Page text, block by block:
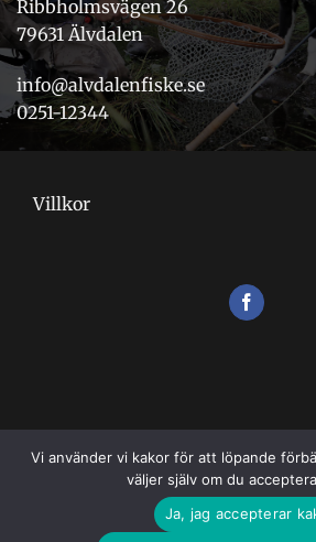
Ribbholmsvägen 26
79631 Älvdalen
info@alvdalenfiske.se
0251-12344
Villkor
Copyright 2026 ©
Vi använder vi kakor för att löpande
väljer själv om du
Ja, jag accepterar